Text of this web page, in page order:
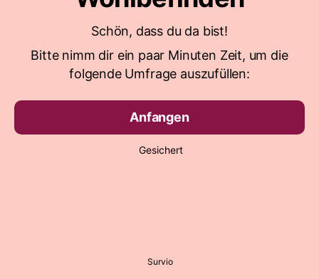
Schön, dass du da bist!
Bitte nimm dir ein paar Minuten Zeit, um die
folgende Umfrage auszufüllen:
Anfangen
Gesichert
Survio